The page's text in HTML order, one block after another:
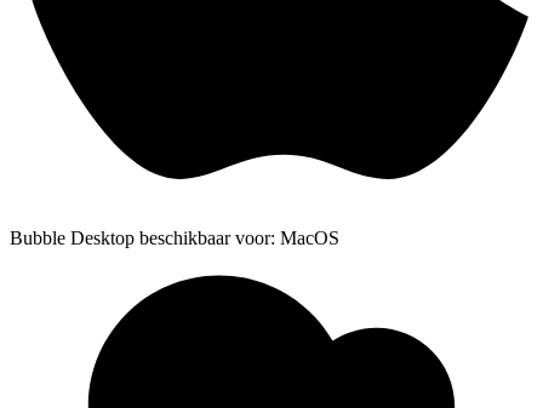
Bubble Desktop beschikbaar voor: MacOS